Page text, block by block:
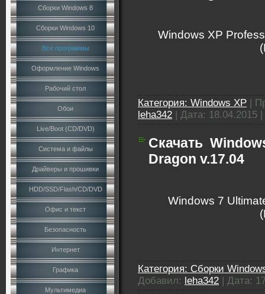
Сборки Windows 8
Сборки Windows 10
Все программы
Оформление Windows
Рабочий стол
Обои
Live/Boot (CD/DVD)
Система и файлы
Драйверы и прошивки
HDD/SSD/Flash/CD/DVD
Офис и текст
Безопасность
Интернет
Графика
Мультимедиа
Windows XP
Категория: Windows XP
leha342
Дата: 18.04.2015
Скачать
Dragon v.17.04
Windows 7
Категория: Сборки
Добавил: leha342 Дата: